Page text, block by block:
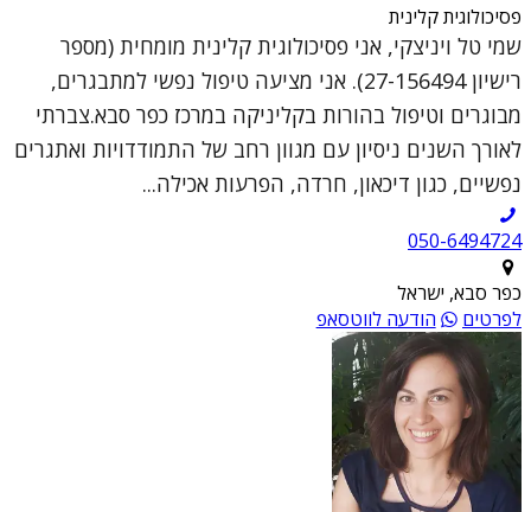
פסיכולוגית קלינית
שמי טל ויניצקי, אני פסיכולוגית קלינית מומחית (מספר
רישיון 27-156494). אני מציעה טיפול נפשי למתבגרים,
מבוגרים וטיפול בהורות בקליניקה במרכז כפר סבא.צברתי
לאורך השנים ניסיון עם מגוון רחב של התמודדויות ואתגרים
נפשיים, כגון דיכאון, חרדה, הפרעות אכילה...
050-6494724
כפר סבא, ישראל
לפרטים
הודעה לווטסאפ